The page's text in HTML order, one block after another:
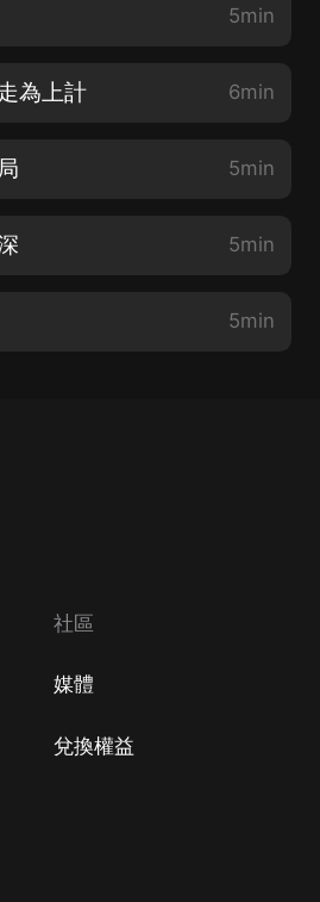
5min
為上計 6min
5min
5min
5min
社區
媒體
兌換權益